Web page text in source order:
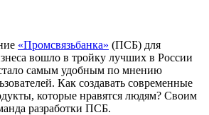
«Промсвязьбанка» (ПСБ) для
вошло в тройку лучших в России
самым удобным по мнению
Как создавать современные
которые нравятся людям? Своим
разработки ПСБ.